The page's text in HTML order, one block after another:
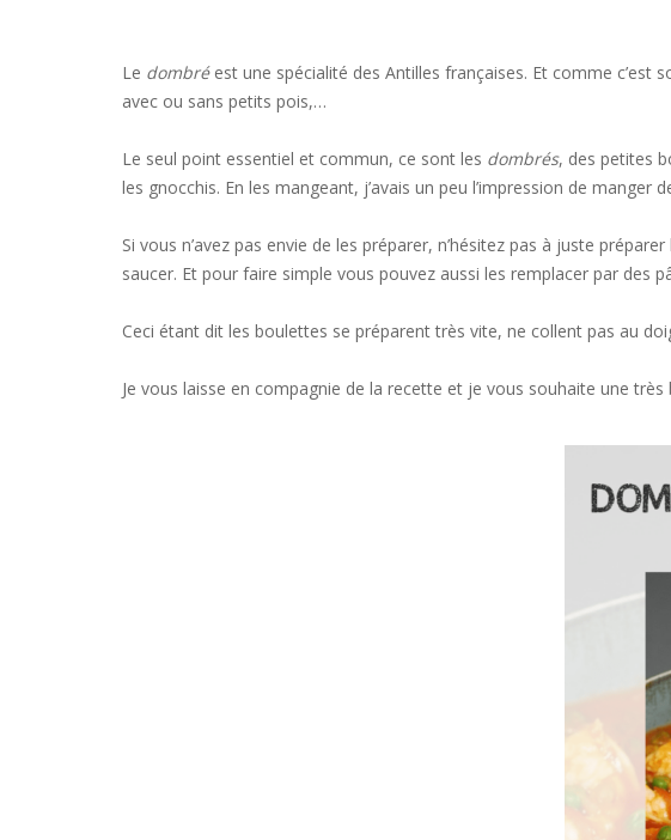
Le dombréest une spécialité des Antilles françaises. Et comme c’est
avec ou sans petits pois,…
Le seul point essentiel et commun, ce sont les dombrés, des petites
les gnocchis. En les mangeant, j’avais un peu l’impression de
Si vous n’avez pas envie de les préparer, n’hésitez pas à juste
saucer. Et pour faire simple vous pouvez aussi les remplacer par des
Ceci étant dit les boulettes se préparent très vite, ne collent pas au
Je vous laisse en compagnie de la recette et je vous souhaite une très